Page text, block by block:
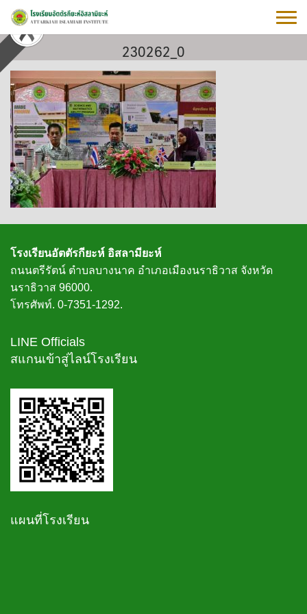
Skip
content
230262_0
โรงเรียนอัตตัรกียะห์ อิสลามียะห์
ถนนตรีรัตน์ ตำบลบางนาค อำเภอเมืองนราธิวาส จังหวัด
นราธิวาส 96000.
โทรศัพท์. 0-7351-1292.
LINE Officials
สแกนเข้าสู่ไลน์โรงเรียน
แผนที่โรงเรียน